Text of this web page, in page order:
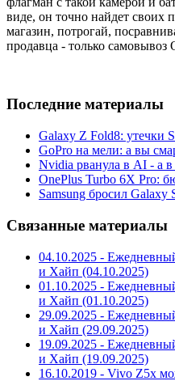
виде, он точно найдет своих
магазин, потрогай,
продавца - только
Последние материалы
Galaxy Z Fold8: утечки
GoPro на мели: а вы
Nvidia рванула в AI - а
OnePlus Turbo 6X Pro:
Samsung бросил Galaxy
Связанные материалы
04.10.2025 -
и Хайп (04.10.2025)
01.10.2025 -
и Хайп (01.10.2025)
29.09.2025 -
и Хайп (29.09.2025)
19.09.2025 -
и Хайп (19.09.2025)
16.10.2019 - Vivo Z5x